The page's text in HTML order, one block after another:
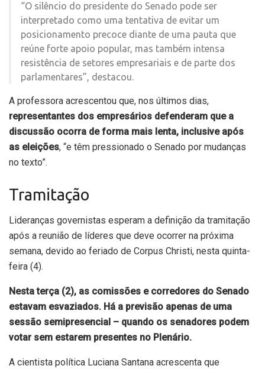
“O silêncio do presidente do Senado pode ser
interpretado como uma tentativa de evitar um
posicionamento precoce diante de uma pauta que
reúne forte apoio popular, mas também intensa
resistência de setores empresariais e de parte dos
parlamentares”, destacou.
A professora acrescentou que, nos últimos dias,
representantes dos empresários defenderam que a
discussão ocorra de forma mais lenta, inclusive após
as eleições, “e têm pressionado o Senado por mudanças
no texto”.
Tramitação
Lideranças governistas esperam a definição da tramitação
após a reunião de líderes que deve ocorrer na próxima
semana, devido ao feriado de Corpus Christi, nesta quinta-
feira (4).
Nesta terça (2), as comissões e corredores do Senado
estavam esvaziados. Há a previsão apenas de uma
sessão semipresencial – quando os senadores podem
votar sem estarem presentes no Plenário.
A cientista política Luciana Santana acrescenta que